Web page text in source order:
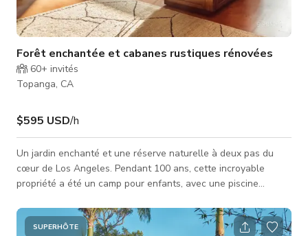
Forêt enchantée et cabanes rustiques rénovées
60+ invités
Topanga, CA
$595 USD/h
Un jardin enchanté et une réserve naturelle à deux pas du
cœur de Los Angeles. Pendant 100 ans, cette incroyable
propriété a été un camp pour enfants, avec une piscine
house, des sentiers naturels et un ruisseau naturel ! Nous
avons transformé l'une des cabanes rustiques en studio
SUPERHÔTE